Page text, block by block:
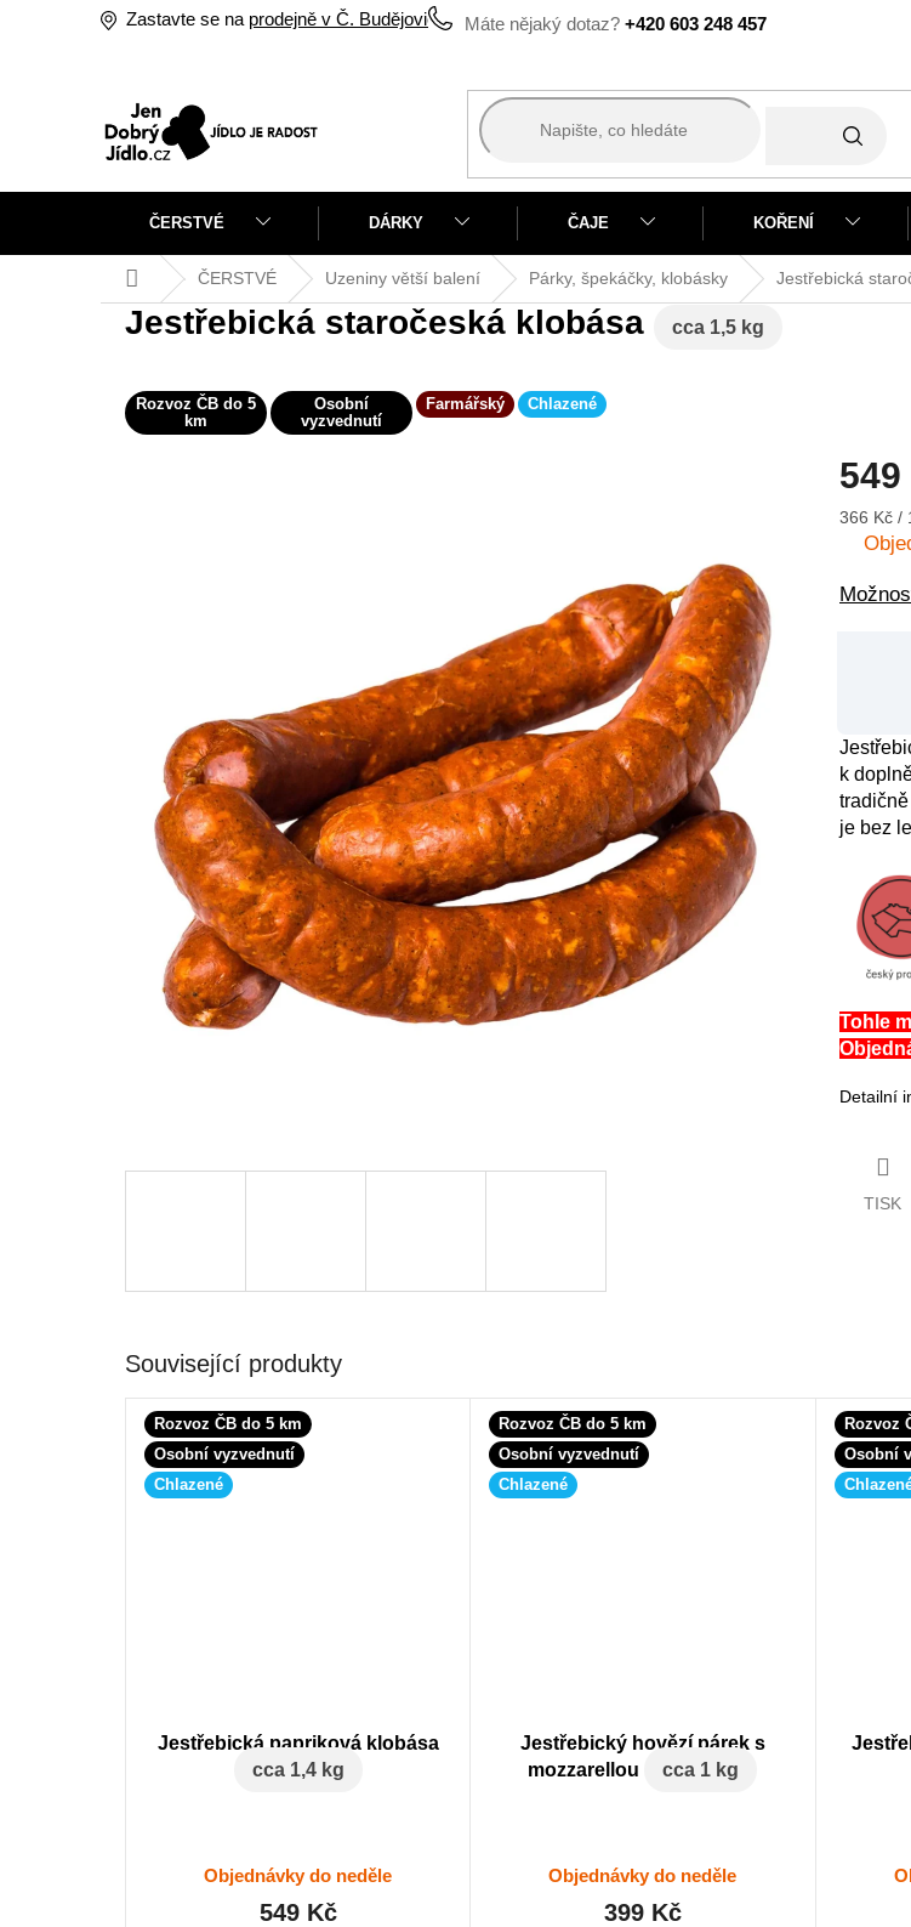
+420 603 248 457
Zastavte se na prodejně v Č. Budějovicích
ČERSTVÉ DÁRKY ČAJE KOŘENÍ
Domů ČERSTVÉ Uzeniny větší balení Párky, špekáčky, klobásky Jestřebická
Jestřebická staročeská klobása cca 1,5 kg
Rozvoz ČB do 5
km
Osobní
vyzvednutí
Farmářský Chlazené
Měrná
cena:
366 Kč /
k
je bez
Tohle
Detailní
TISK
Související produkty
Rozvoz ČB do 5 km
Osobní vyzvednutí
Chlazené
Jestřebická papriková klobása
cca 1,4 kg
Objednávky do neděle
549 Kč
Rozvoz ČB do 5 km
Osobní vyzvednutí
Chlazené
Jestřebický hovězí párek s
mozzarellou
cca 1 kg
Objednávky do neděle
399 Kč
Rozvoz
Osobní